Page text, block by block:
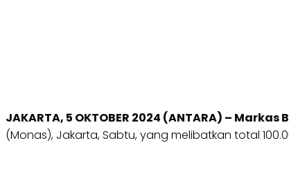
JAKARTA, 5 OKTOBER 2024 (ANTARA) – Markas
(Monas), Jakarta, Sabtu, yang melibatkan total